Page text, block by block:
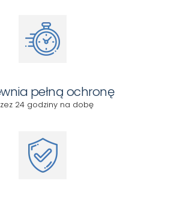
pełną ochronę
24 godziny na dobę